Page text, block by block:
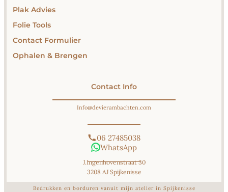
Plak Advies
Folie Tools
Contact Formulier
Ophalen & Brengen
Contact Info
Info@devierambachten.com
06 27485038
WhatsApp
J.Ingenhovenstraat 30
3208 AJ Spijkenisse
Bedrukken en borduren vanuit mijn atelier in Spijkenisse